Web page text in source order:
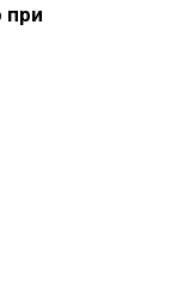
при